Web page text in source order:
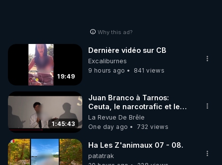
Why this ad?
19:49
Dernière vidéo sur CB
Excaliburnes
9 hours ago
841 views
1:45:43
Juan Branco à Tarnos:
Ceuta, le narcotrafic et le
pouvoir en France
La Revue De Brêle
One day ago
732 views
Ha Les Z'animaux 07 - 08.
patatrak